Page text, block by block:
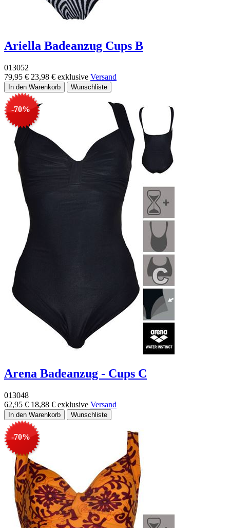
Ariella Badeanzug Cups B
013052
79,95 € 23,98 € exklusive Versand
-70%
Arena Badeanzug - Cups C
013048
62,95 € 18,88 € exklusive Versand
-70%